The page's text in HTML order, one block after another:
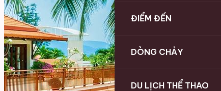
ĐIỂM ĐẾN
DÒNG CHẢY
DU LỊCH THỂ THAO